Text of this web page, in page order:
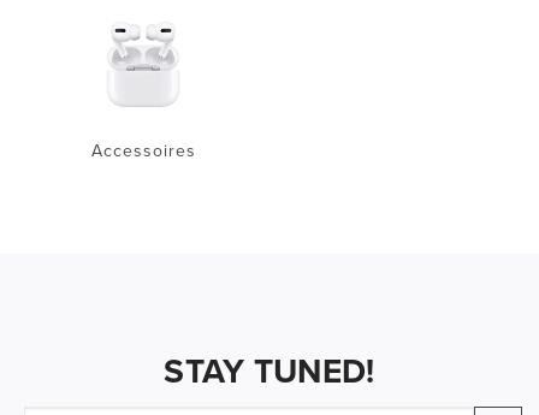
Accessoires
STAY TUNED!